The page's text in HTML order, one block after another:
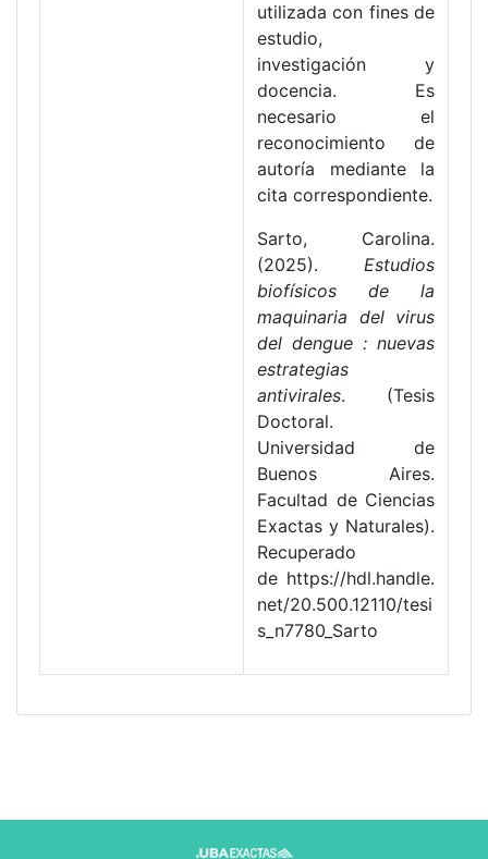
utilizada con fines de
estudio,
investigación y
docencia. Es
necesario el
reconocimiento de
autoría mediante la
cita correspondiente.
Sarto, Carolina.
(2025). Estudios
biofísicos de la
maquinaria del virus
del dengue : nuevas
estrategias
antivirales. (Tesis
Doctoral.
Universidad de
Buenos Aires.
Facultad de Ciencias
Exactas y Naturales).
Recuperado
de https://hdl.handle.
net/20.500.12110/tesi
s_n7780_Sarto